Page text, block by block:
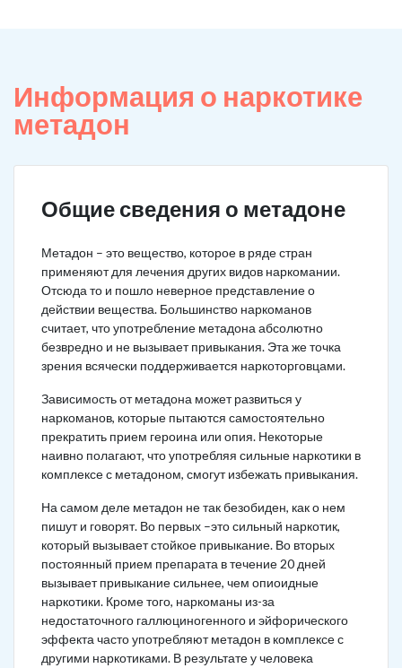
Информация о наркотике
метадон
Общие сведения о метадоне
Метадон – это вещество, которое в ряде стран
применяют для лечения других видов наркомании.
Отсюда то и пошло неверное представление о
действии вещества. Большинство наркоманов
считает, что употребление метадона абсолютно
безвредно и не вызывает привыкания. Эта же точка
зрения всячески поддерживается наркоторговцами.
Зависимость от метадона может развиться у
наркоманов, которые пытаются самостоятельно
прекратить прием героина или опия. Некоторые
наивно полагают, что употребляя сильные наркотики в
комплексе с метадоном, смогут избежать привыкания.
На самом деле метадон не так безобиден, как о нем
пишут и говорят. Во первых –это сильный наркотик,
который вызывает стойкое привыкание. Во вторых
постоянный прием препарата в течение 20 дней
вызывает привыкание сильнее, чем опиоидные
наркотики. Кроме того, наркоманы из-за
недостаточного галлюциногенного и эйфорического
эффекта часто употребляют метадон в комплексе с
другими наркотиками. В результате у человека